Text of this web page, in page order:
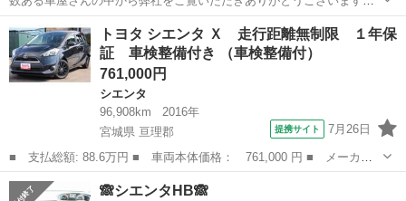
オトロン盛岡店と申します✨ 東北3店舗目、オトロン最北端のお店とし
て、2024年4月1日にオープンしました❤️‍🔥 春が過ぎ、夏が待ち遠しい
今...
岩手 大船渡市 シエンタ
トヨタ シエンタ Ｘ 走行距離無制限 １年保
証 車検整備付き （車検整備付）
761,000円
シエンタ
96,908km
2016年
宮城県 亘理郡
提携サイト 7月26日
■ 支払総額: 88.6万円 ■ 車両本体価格： 761,000 円 ■ メーカー
名： トヨタ ■ 車種名： シエンタ ■ グレード名： Ｘ 走行距
離無制限 １年保証 車検整備付き ■ 排気量： 1500cc ■ ドア枚
宮城 シエンタ
🙈シエンタHB🙈